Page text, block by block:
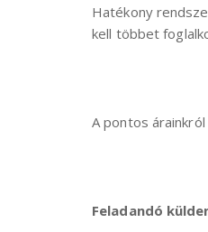
Hatékony
kell többet
A pontos
Feladandó